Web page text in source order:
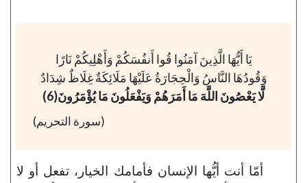
يَا أَيُّهَا الَّذِينَ آمَنُوا قُوا أَنفُسَكُمْ وَأَهْلِيكُمْ نَارًا
وَقُودُهَا النَّاسُ وَالْحِجَارَةُ عَلَيْهَا مَلَائِكَةٌ غِلَاظٌ شِدَادٌ
لَّا يَعْصُونَ اللَّهَ مَا أَمَرَهُمْ وَيَفْعَلُونَ مَا يُؤْمَرُونَ(6)
(سورة التحريم)
أمّا أنت أيُّها الإنسان فأمامك الخيار، تفعل أو لا